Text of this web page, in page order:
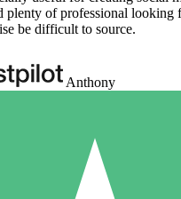
plenty of professional looking
be difficult to source.
Anthony